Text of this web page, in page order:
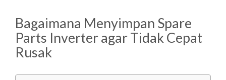
Bagaimana Menyimpan Spare
Parts Inverter agar Tidak Cepat
Rusak